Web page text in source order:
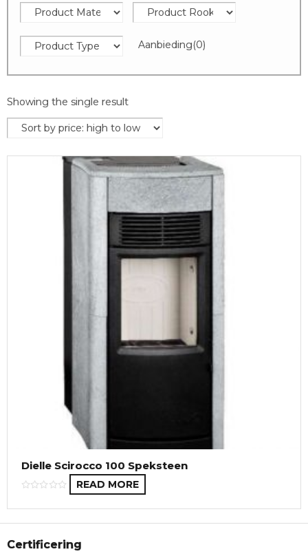
Aanbieding(0)
Showing the single result
Dielle Scirocco 100 Speksteen
READ MORE
Certificering